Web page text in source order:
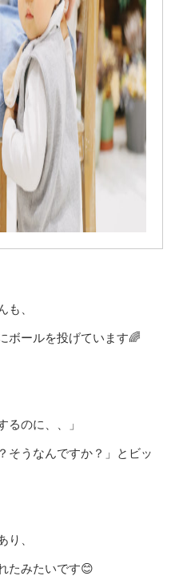
、
ボールを投げています🌈
るのに、、」
そうなんですか？」とビッ
、
たみたいです😊